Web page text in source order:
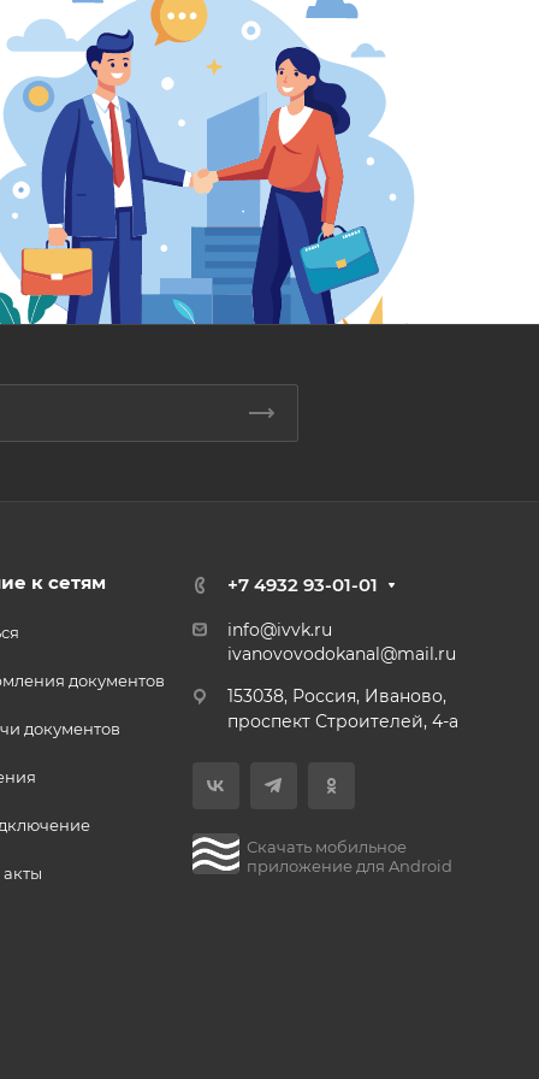
к сетям
документов
документов
+7 4932 93-01-01
info@ivvk.ru
ivanovovodokanal@mail.ru
153038, Россия, Иваново,
проспект Строителей, 4-а
Скачать мобильное
приложение для Android